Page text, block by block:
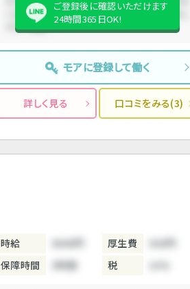
います。 １度だけ保証の３０分前に上がりまし
たが、保証....
ご登録後に確認いただけます
24時間365日OK!
モアに登録して働く
詳しく見る 口コミをみる(3)
時給 4000円 厚生費
保障時間
3時間 税